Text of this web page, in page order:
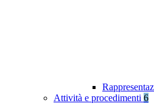
Attività e procedimenti 6